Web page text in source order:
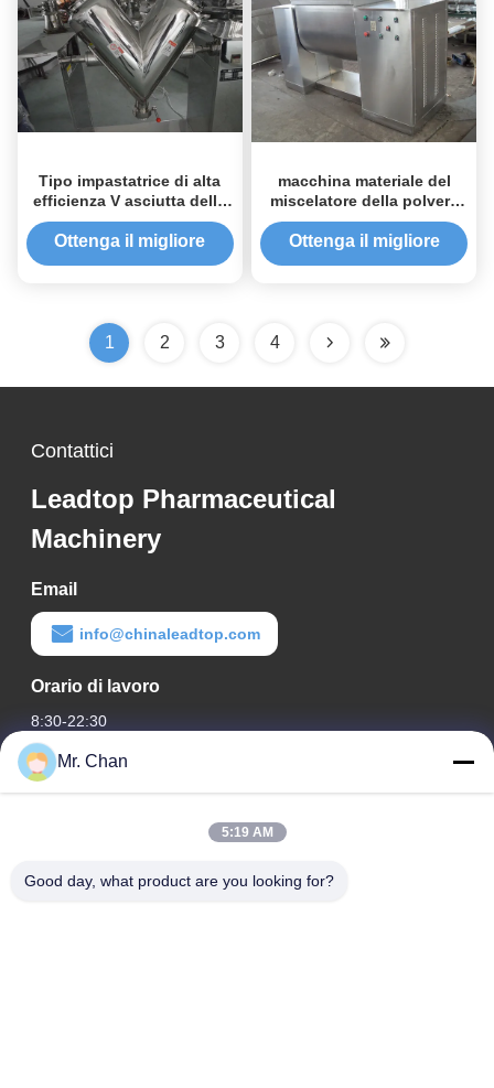
Tipo impastatrice di alta
efficienza V asciutta della
polvere per industria di
derrate alimentari
Ottenga il migliore
macchina materiale del
miscelatore della polvere
della scanalatura
dell'alimentazione di 120
Ottenga il migliore
1 2 3 4
Contattici
Leadtop Pharmaceutical
Machinery
Email
info@chinaleadtop.com
Orario di lavoro
8:30-22:30
Il nostro indirizzo
ventottesimo, Jiuan Rd, zona industriale di Jiuli, Shangwang.
Mr. Chan
5:19 AM
Good day, what product are you looking for?